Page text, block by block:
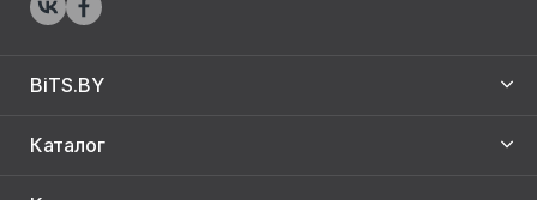
BiTS.BY
Каталог